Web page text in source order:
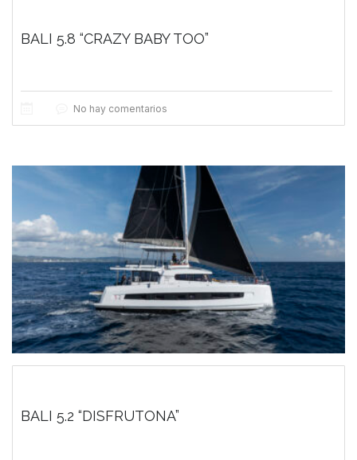
BALI 5.8 “CRAZY BABY TOO”
No hay comentarios
BALI 5.2 “DISFRUTONA”